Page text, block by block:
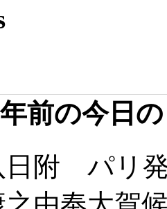
前の今日
日附 パリ